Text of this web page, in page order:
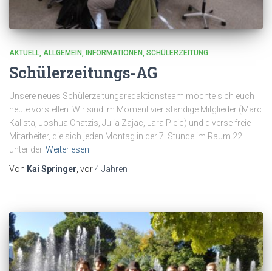
AKTUELL ALLGEMEIN INFORMATIONEN SCHÜLERZEITUNG
Schülerzeitungs-AG
Unsere neues Schülerzeitungsredaktionsteam möchte sich euch
heute vorstellen: Wir sind im Moment vier ständige Mitglieder (Marc
Kalista, Joshua Chatzis, Julia Zajac, Lara Pleic) und diverse freie
Mitarbeiter, die sich jeden Montag in der 7. Stunde im Raum 22
unter der Weiterlesen
Von Kai Springer, vor4 Jahren